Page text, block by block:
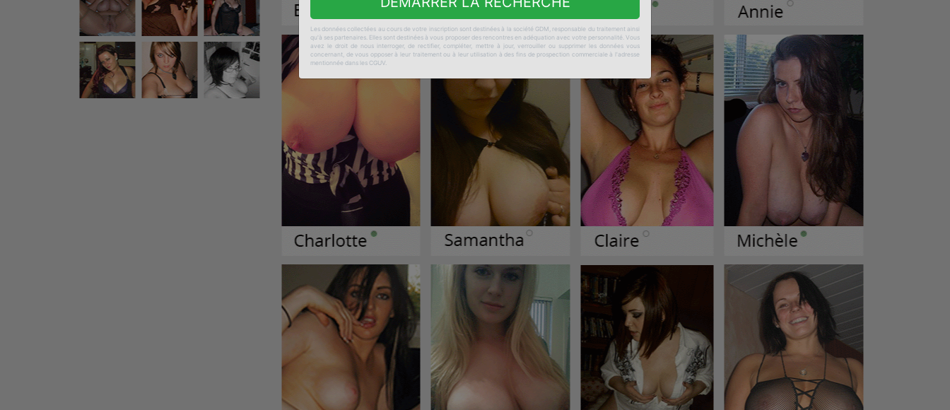
Les données collectées au cours de votre inscription sont destinées à la société GDM, responsable du traitement ainsi
qu'à ses partenaires. Elles sont destinées à vous proposer des rencontres en adéquation avec votre personnalité. Vous
avez le droit de nous interroger, de rectifier, compléter, mettre à jour, verrouiller ou supprimer les données vous
concernant, de vous opposer à leur traitement ou à leur utilisation à des fins de prospection commerciale à l'adresse
mentionnée dans les CGUV.